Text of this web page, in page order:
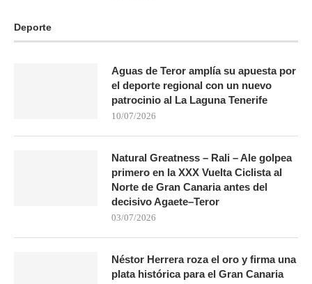
Deporte
Aguas de Teror amplía su apuesta por
el deporte regional con un nuevo
patrocinio al La Laguna Tenerife
10/07/2026
Natural Greatness – Rali – Ale golpea
primero en la XXX Vuelta Ciclista al
Norte de Gran Canaria antes del
decisivo Agaete–Teror
03/07/2026
Néstor Herrera roza el oro y firma una
plata histórica para el Gran Canaria